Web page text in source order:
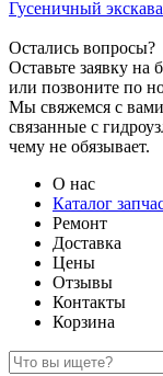
Гусеничный
Остались вопросы?
Оставьте заявку на
или позвоните по
Мы свяжемся с вами
связанные с
чему не обязывает.
О нас
Каталог
Ремонт
Доставка
Цены
Отзывы
Контакты
Корзина